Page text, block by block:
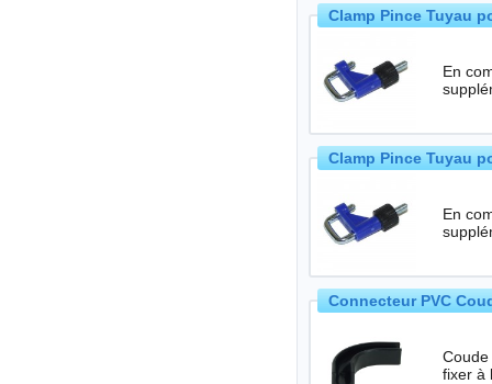
Clamp Pince Tuyau
En
Clamp Pince Tuyau
En
Connecteur PVC
Coude
fixer à